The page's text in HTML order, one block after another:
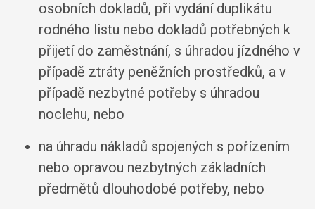
osobních dokladů, při vydání duplikátu
rodného listu nebo dokladů potřebných k
přijetí do zaměstnání, s úhradou jízdného v
případě ztráty peněžních prostředků, a v
případě nezbytné potřeby s úhradou
noclehu, nebo
na úhradu nákladů spojených s pořízením
nebo opravou nezbytných základních
předmětů dlouhodobé potřeby, nebo